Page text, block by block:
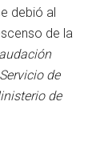
debió al
de la
de
de